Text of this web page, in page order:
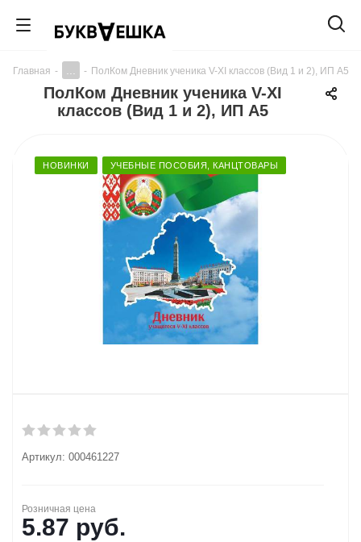
Главная - - ПолКом Дневник ученика V-XI классов (Вид 1 и 2), ИП А5
ПолКом Дневник ученика V-XI
классов (Вид 1 и 2), ИП А5
НОВИНКИ УЧЕБНЫЕ ПОСОБИЯ, КАНЦТОВАРЫ
Артикул: 000461227
Розничная цена
5.87 руб.